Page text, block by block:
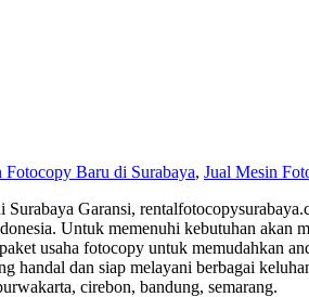
Fotocopy Baru di Surabaya, Jual Mesin
Garansi,
Untuk memenuhi kebutuhan akan
usaha fotocopy untuk memudahkan
handal dan siap melayani berbagai
cirebon, bandung, semarang.